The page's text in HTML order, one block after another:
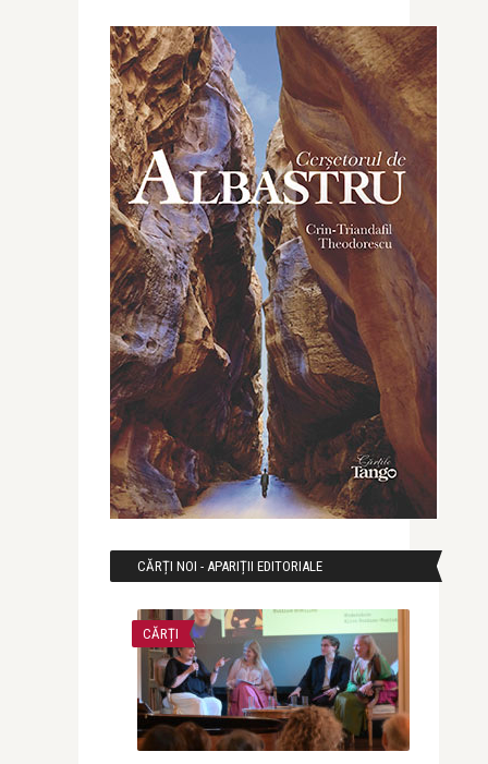
CĂRȚI NOI - APARIȚII EDITORIALE
CĂRȚI